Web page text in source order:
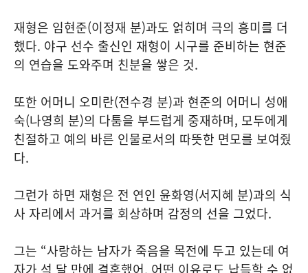
재형은 임현준(이정재 분)과도 얽히며 극의 흥미를 더
했다. 야구 선수 출신인 재형이 시구를 준비하는 현준
의 연습을 도와주며 친분을 쌓은 것.
또한 어머니 오미란(전수경 분)과 현준의 어머니 성애
숙(나영희 분)의 다툼을 부드럽게 중재하며, 모두에게
친절하고 예의 바른 인물로서의 따뜻한 면모를 보여줬
다.
그런가 하면 재형은 전 연인 윤화영(서지혜 분)과의 식
사 자리에서 과거를 회상하며 감정의 선을 그었다.
그는 “사랑하는 남자가 죽음을 목전에 두고 있는데 여
자가 석 달 만에 결혼했어. 어떤 이유로도 납득할 수 없